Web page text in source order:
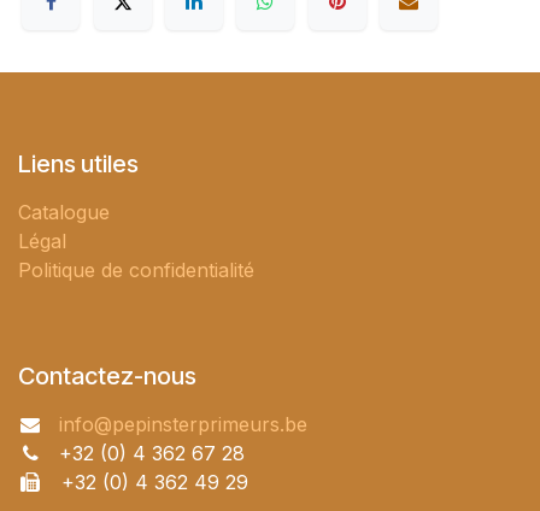
Liens utiles
Catalogue
Légal
Politique de confidentialité
Contactez-nous
info@pepinsterprimeurs.be
+32 (0) 4 362 67 28
+32 (0) 4 362 49 29